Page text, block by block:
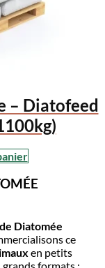
– Diatofeed
Diatomée
ce
en petits